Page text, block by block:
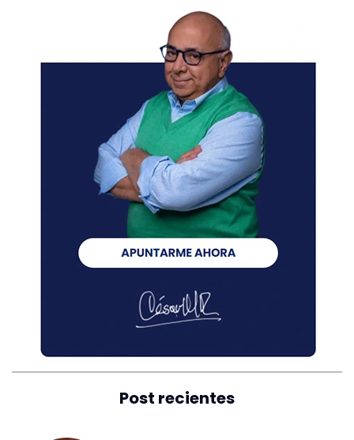
Post recientes